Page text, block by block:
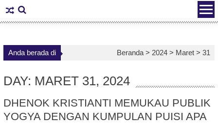
Anda berada di Beranda > 2024 > Maret >31
DAY: MARET 31, 2024
DHENOK KRISTIANTI MEMUKAU PUBLIK
YOGYA DENGAN KUMPULAN PUISI APA